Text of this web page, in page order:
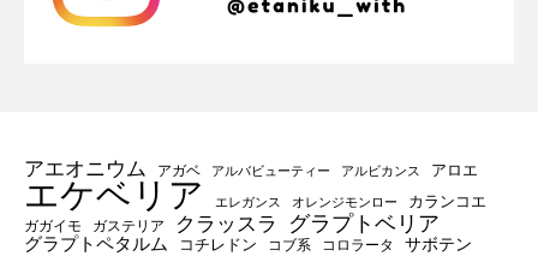
アエオニウム アガベ アルバビューティー アルビカンス アロエ
エケベリア エレガンス オレンジモンロー カランコエ
ガガイモ ガステリア クラッスラ グラプトベリア
グラプトペタルム コチレドン コブ系 コロラータ サボテン